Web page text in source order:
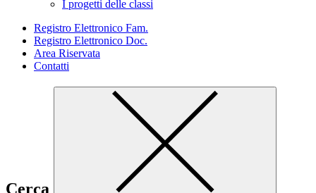
I progetti delle classi
Registro Elettronico Fam.
Registro Elettronico Doc.
Area Riservata
Contatti
Cerca